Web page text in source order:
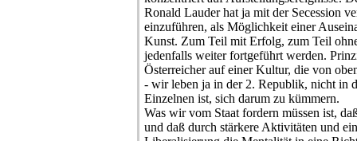
Ronald Lauder hat ja mit der Secession
einzuführen, als Möglichkeit einer
Kunst. Zum Teil mit Erfolg, zum Teil
jedenfalls weiter fortgeführt werden.
Österreicher auf einer Kultur, die von
- wir leben ja in der 2. Republik, nicht in
Einzelnen ist, sich darum zu kümmern.
Was wir vom Staat fordern müssen ist,
und daß durch stärkere Aktivitäten und